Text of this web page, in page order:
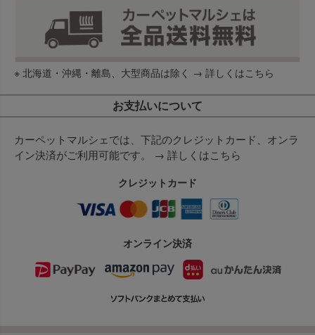
※ 北海道・沖縄・離島、大型商品は除く → 詳しくはこちら
お支払いについて
カーペットマルシェでは、下記のクレジットカード、オンラ
イン決済がご利用可能です。 → 詳しくはこちら
クレジットカード
オンライン決済